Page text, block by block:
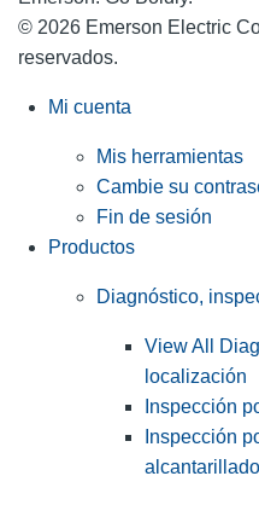
© 2026 Emerson Electric
reservados.
Mi cuenta
Mis herramientas
Cambie su
Fin de sesión
Productos
Diagnóstico,
View All
localización
Inspección
Inspección
alcantarillado